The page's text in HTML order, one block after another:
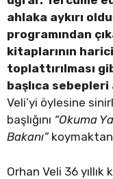
ahlaka aykırı
programından
kitaplarının
toplattırılması
başlıca sebepleri
Veli’yi öylesine
başlığını “Okuma
Bakanı”
Orhan Veli 36 yıllık